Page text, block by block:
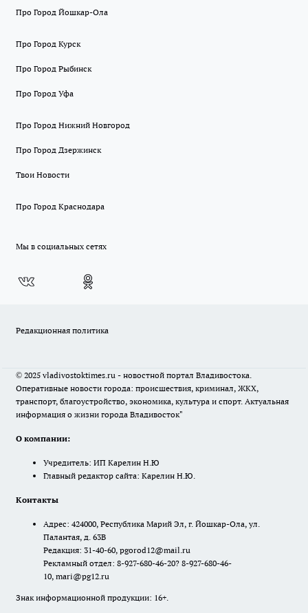
Про Город Йошкар-Ола
Про Город Курск
Про Город Рыбинск
Про Город Уфа
Про Город Нижний Новгород
Про Город Дзержинск
Твои Новости
Про Город Краснодара
Мы в социальных сетях
Редакционная политика
© 2025 vladivostoktimes.ru - новостной портал Владивостока.
Оперативные новости города: происшествия, криминал, ЖКХ,
транспорт, благоустройство, экономика, культура и спорт. Актуальная
информация о жизни города Владивосток"
О компании:
Учредитель: ИП Карелин Н.Ю
Главный редактор сайта: Карелин Н.Ю.
Контакты
Адрес: 424000, Республика Марий Эл, г. Йошкар-Ола, ул.
Палантая, д. 63В
Редакция: 31-40-60, pgorod12@mail.ru
Рекламный отдел: 8-927-680-46-20? 8-927-680-46-
10, mari@pg12.ru
Знак информационной продукции: 16+.